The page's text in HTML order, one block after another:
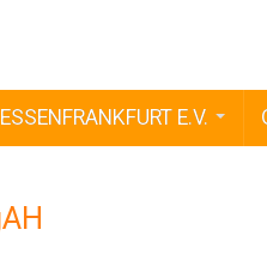
E.V.